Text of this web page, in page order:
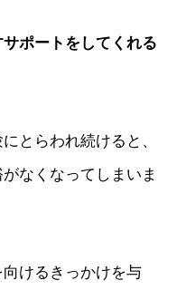
ポートをしてくれる
とらわれ続けると、
なくなってしまいま
けるきっかけを与